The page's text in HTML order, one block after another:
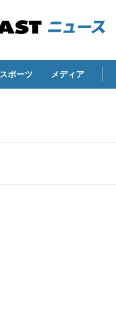
スポーツ メディア